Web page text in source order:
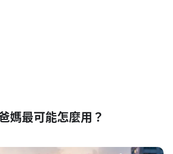
媽最可能怎麼用？